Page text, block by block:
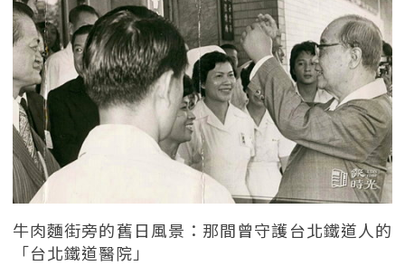
牛肉麵街旁的舊日風景：那間曾守護台北鐵道人的
「台北鐵道醫院」